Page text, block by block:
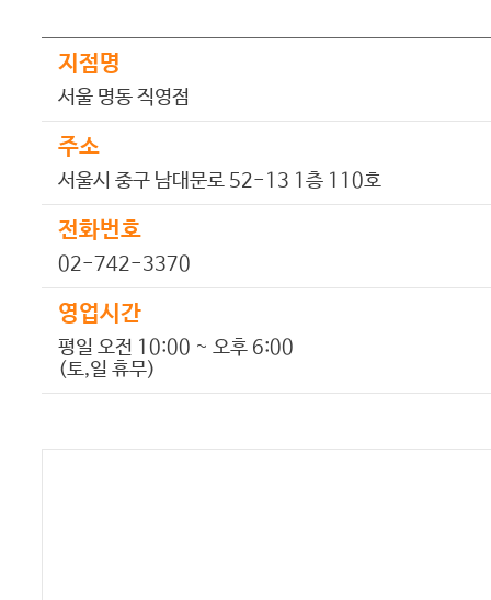
지점명
서울 명동 직영점
주소
서울시 중구 남대문로 52-13 1층 110호
전화번호
02-742-3370
영업시간
평일 오전 10:00 ~ 오후 6:00
(토,일 휴무)